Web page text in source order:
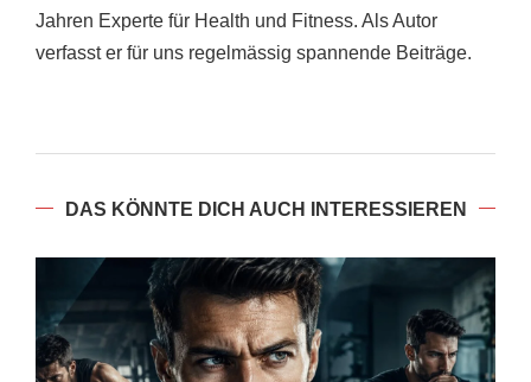
Jahren Experte für Health und Fitness. Als Autor
verfasst er für uns regelmässig spannende Beiträge.
DAS KÖNNTE DICH AUCH INTERESSIEREN